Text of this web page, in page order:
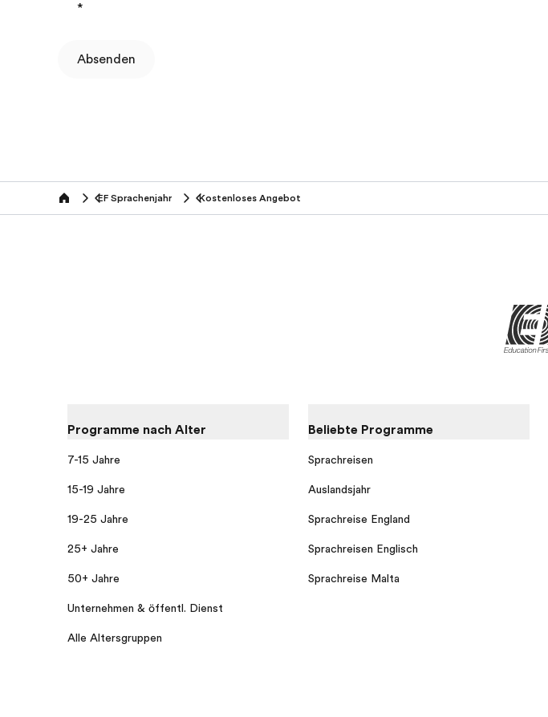
*
Absenden
Home EF Sprachenjahr Kostenloses Angebot
Programme nach Alter
7-15 Jahre
15-19 Jahre
19-25 Jahre
25+ Jahre
50+ Jahre
Unternehmen & öffentl. Dienst
Alle Altersgruppen
Beliebte Programme
Sprachreisen
Auslandsjahr
Sprachreise England
Sprachreisen Englisch
Sprachreise Malta